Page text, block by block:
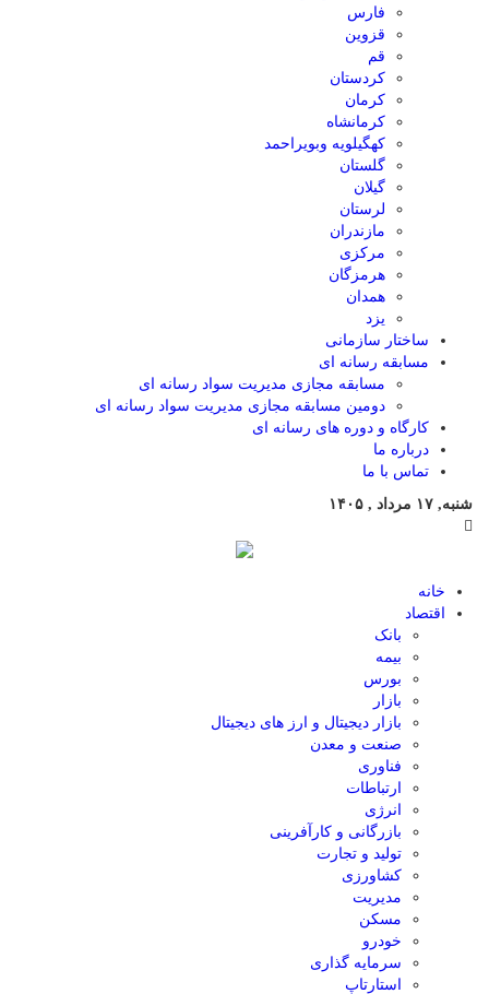
فارس
قزوین
قم
کردستان
کرمان
کرمانشاه
کهگیلویه وبویراحمد
گلستان
گیلان
لرستان
مازندران
مرکزی
هرمزگان
همدان
یزد
ساختار سازمانی
مسابقه رسانه ای
مسابقه مجازی مدیریت سواد رسانه ای
دومین مسابقه مجازی مدیریت سواد رسانه ای
کارگاه و دوره های رسانه ای
درباره ما
تماس با ما
شنبه, ۱۷ مرداد , ۱۴۰۵
خانه
اقتصاد
بانک
بیمه
بورس
بازار
بازار دیجیتال و ارز های دیجیتال
صنعت و معدن
فناوری
ارتباطات
انرژی
بازرگانی و کارآفرینی
تولید و تجارت
کشاورزی
مدیریت
مسکن
خودرو
سرمایه گذاری
استارتاپ